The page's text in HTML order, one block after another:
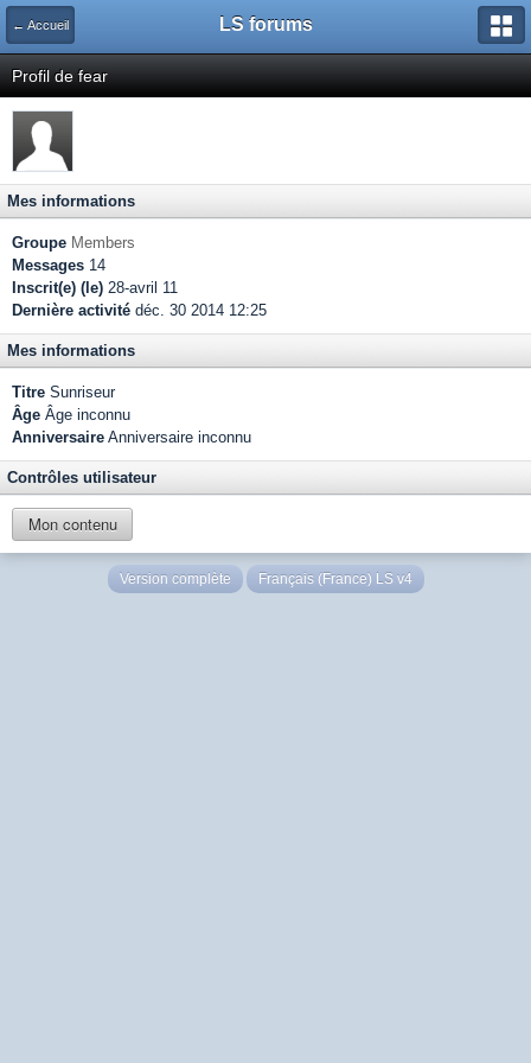
← Accueil LS forums
Profil de fear
Mes informations
Groupe Members
Messages 14
Inscrit(e) (le) 28-avril 11
Dernière activité déc. 30 2014 12:25
Mes informations
Titre Sunriseur
Âge Âge inconnu
Anniversaire Anniversaire inconnu
Contrôles utilisateur
Mon contenu
Version complète Français (France) LS v4